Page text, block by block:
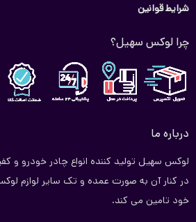
شرایط قوانین
چرا لوکس سهیل؟
درباره ما
لوکس سهیل تولید کننده انواع چادر خودرو و
در کنار آن به صورت عمده و تک سایر لوازم
خود تامین می کند.